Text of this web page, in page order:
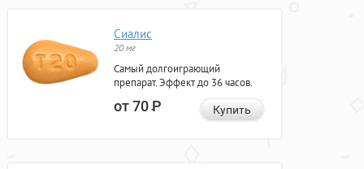
Сиалис
20 мг
Самый долгоиграющий
препарат. Эффект до 36 часов.
от 70Р Купить